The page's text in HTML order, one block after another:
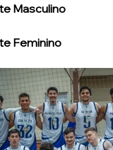
Masculino
Feminino